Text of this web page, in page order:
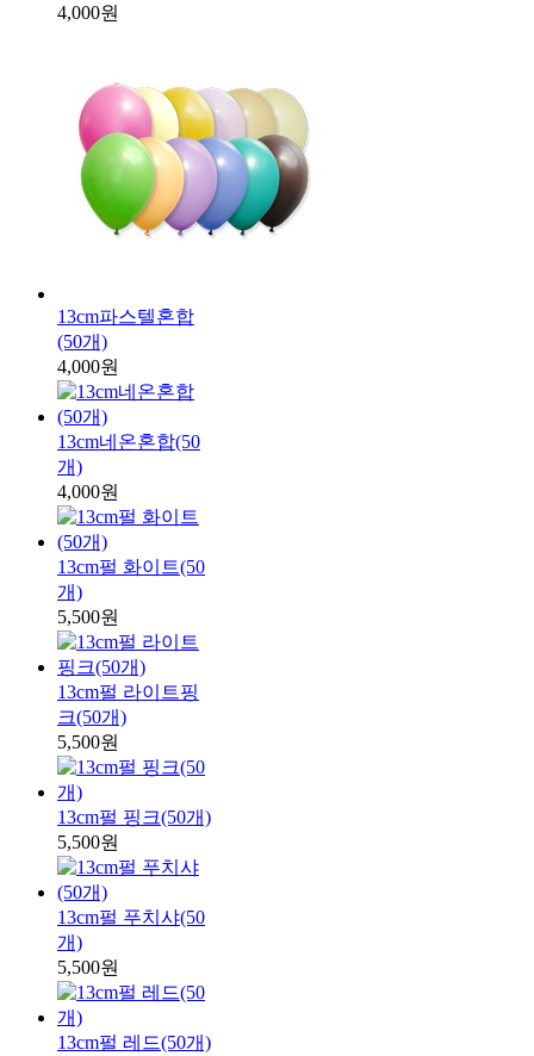
4,000원
13cm파스텔혼합
(50개)
4,000원
13cm네온혼합(50
개)
4,000원
13cm펄 화이트(50
개)
5,500원
13cm펄 라이트핑
크(50개)
5,500원
13cm펄 핑크(50개)
5,500원
13cm펄 푸치샤(50
개)
5,500원
13cm펄 레드(50개)